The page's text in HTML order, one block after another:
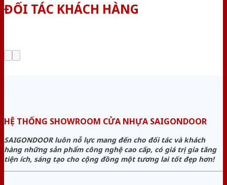
ĐỐI TÁC KHÁCH HÀNG
HỆ THỐNG SHOWROOM CỬA NHỰA SAIGONDOOR
SAIGONDOOR luôn nỗ lực mang đến cho đối tác và khách
hàng những sản phẩm công nghệ cao cấp, có giá trị gia tăng
tiện ích, sáng tạo cho cộng đồng một tương lai tốt đẹp hơn!